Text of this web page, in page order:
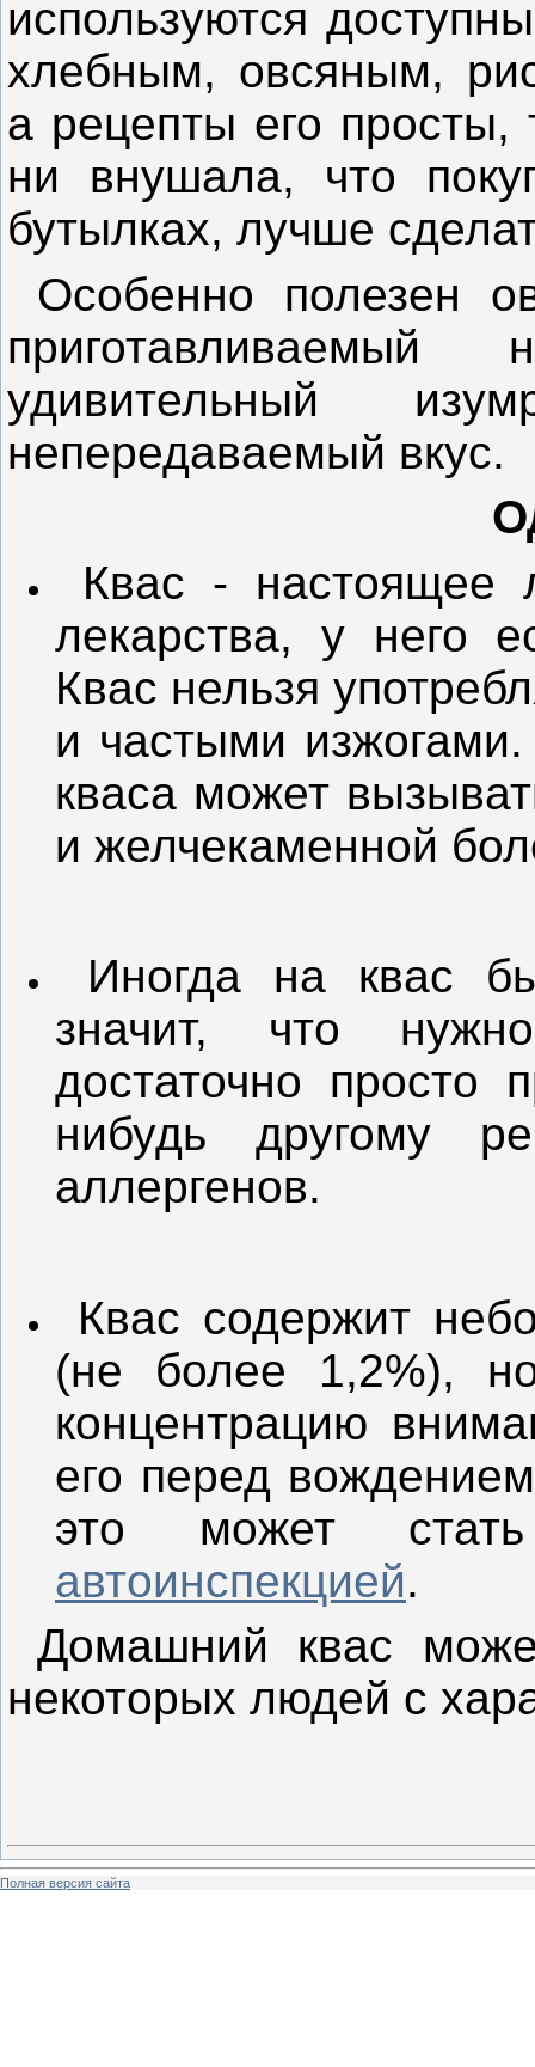
используются
хлебным, овсяным,
а рецепты его просты,
ни внушала, что
бутылках, лучше
Особенно полезен
удивительный
непередаваемый вкус.
Квас - настоящее
лекарства, у него
Квас нельзя
и частыми
кваса может
и желчекаменной
Иногда на квас
значит, что
достаточно просто
нибудь другому
аллергенов.
Квас содержит
(не более 1,2%),
концентрацию
его перед
это может
автоинспекцией.
Домашний квас
некоторых людей с
Полная версия сайта